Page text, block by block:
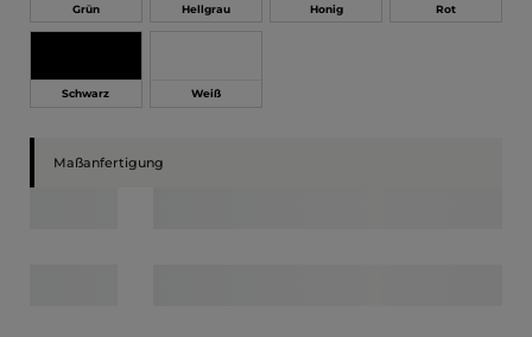
Grün Hellgrau Honig Rot
Schwarz Weiß
Maßanfertigung